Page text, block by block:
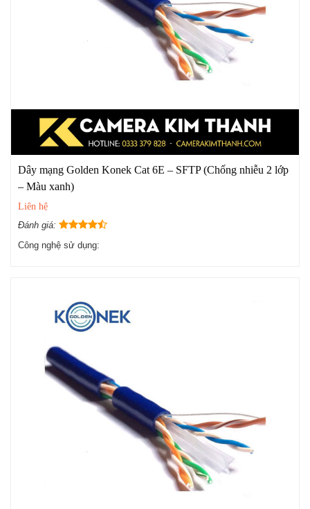
Dây mạng Golden Konek Cat 6E – SFTP (Chống nhiễu 2 lớp
– Màu xanh)
Liên hệ
Đánh giá:
Công nghệ sử dụng: